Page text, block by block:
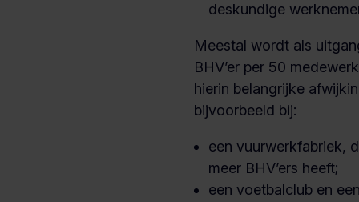
deskundige
Meestal wordt als
BHV’er per 50
hierin belangrijke
bijvoorbeeld bij:
een vuurwerkfabriek,
meer BHV’ers heeft;
een voetbalclub en